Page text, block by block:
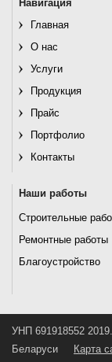
Навигация
Главная
О нас
Услуги
Продукция
Прайс
Портфолио
Контакты
Наши работы
Строительные
Ремонтные работы
Благоустройство
УНП 691918552
Беларуси
Карта